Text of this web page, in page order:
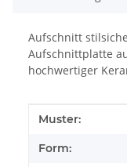
Aufschnitt
Aufschnittplatte
hochwertiger
Wert
Muster:
Form: